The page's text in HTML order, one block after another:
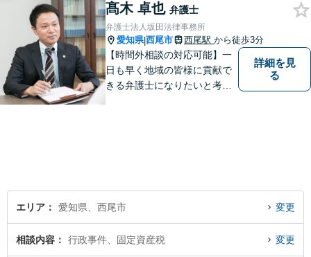
髙木 卓也 弁護士
弁護士法人坂田法律事務所
愛知県|西尾市 西尾駅 から徒歩3分
【時間外相談の対応可能】一
日も早く地域の皆様に貢献で
きる弁護士になりたいと考え
詳細を見
る
エリア 愛知県、西尾市 変更
相談内容 行政事件、固定資産税 変更